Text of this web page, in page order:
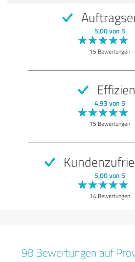
5,00 von 5
15 Bewertungen
4,93 von 5
15 Bewertungen
5,00 von 5
14 Bewertungen
98 Bewertungen auf